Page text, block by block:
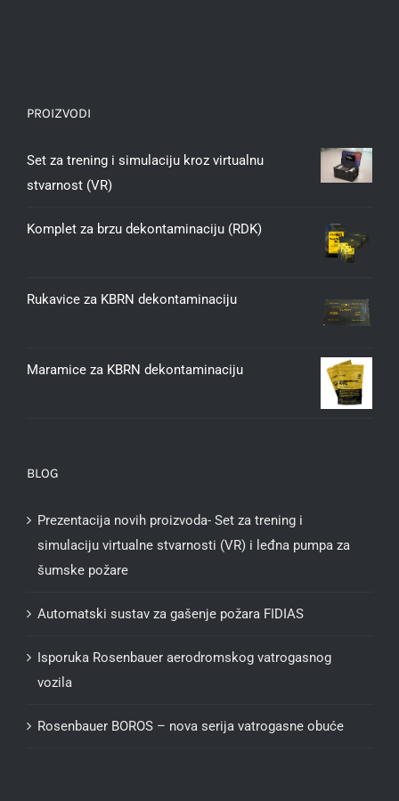
PROIZVODI
Set za trening i simulaciju kroz virtualnu
stvarnost (VR)
Komplet za brzu dekontaminaciju (RDK)
Rukavice za KBRN dekontaminaciju
Maramice za KBRN dekontaminaciju
BLOG
Prezentacija novih proizvoda- Set za trening i
simulaciju virtualne stvarnosti (VR) i leđna pumpa za
šumske požare
Automatski sustav za gašenje požara FIDIAS
Isporuka Rosenbauer aerodromskog vatrogasnog
vozila
Rosenbauer BOROS – nova serija vatrogasne obuće